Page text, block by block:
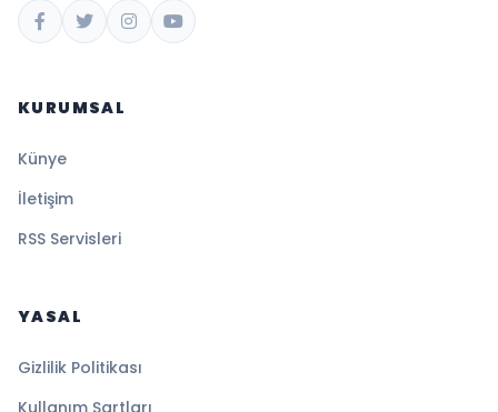
KURUMSAL
Künye
İletişim
RSS Servisleri
YASAL
Gizlilik Politikası
Kullanım Şartları